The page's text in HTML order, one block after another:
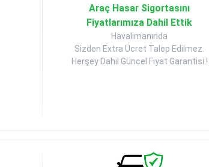
Araç Hasar Sigortasını
Fiyatlarımıza Dahil Ettik
Havalimanında
Sizden Extra Ücret Talep Edilmez.
Herşey Dahil Güncel Fiyat Garantisi.!